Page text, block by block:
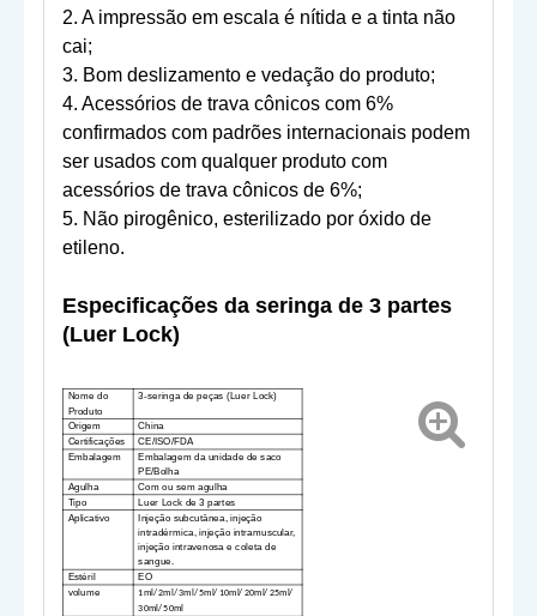
2. A impressão em escala é nítida e a tinta não
cai;
3. Bom deslizamento e vedação do produto;
4. Acessórios de trava cônicos com 6%
confirmados com padrões internacionais podem
ser usados ​​com qualquer produto com
acessórios de trava cônicos de 6%;
5. Não pirogênico, esterilizado por óxido de
etileno.
Especificações da seringa de 3 partes
(Luer Lock)
Nome do
Produto
3-seringa de peças (Luer Lock)
Origem
China
Certificações
CE/ISO/FDA
Embalagem
Embalagem da unidade de saco
PE/Bolha
Agulha
Comou sem agulha
Tipo Luer Lock de 3 partes
Aplicativo
Injeção subcutânea, injeção
intradérmica, injeção intramuscular,
injeção intravenosa e coleta de
sangue.
Estéril
EO
volume
1ml /2ml /3ml /5ml/10ml/20ml/ 25ml/
30ml /50ml